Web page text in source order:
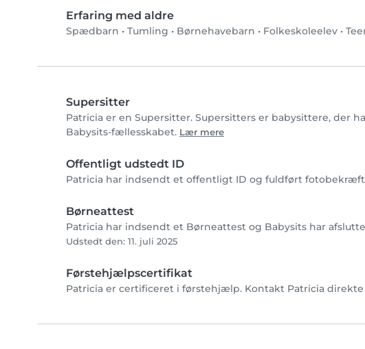
Erfaring med aldre
Spædbarn • Tumling • Børnehavebarn • Folkeskoleelev •
Supersitter
Patricia er en Supersitter. Supersitters er babysittere, der
Babysits-fællesskabet. Lær mere
Offentligt udstedt ID
Patricia har indsendt et offentligt ID og fuldført
Børneattest
Patricia har indsendt et Børneattest og Babysits har
Udstedt den: 11. juli 2025
Førstehjælpscertifikat
Patricia er certificeret i førstehjælp. Kontakt Patricia